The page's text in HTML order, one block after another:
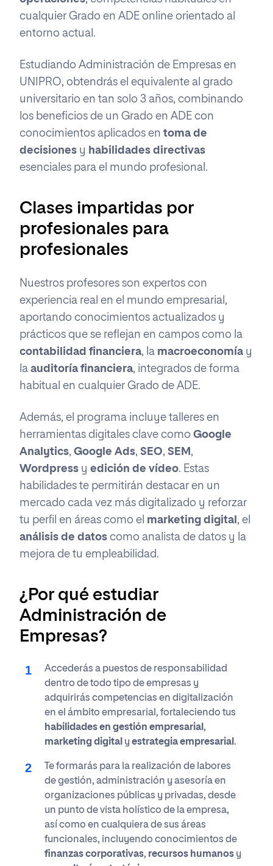
cualquier Grado en ADE online orientado al
entorno actual.
Estudiando Administración de Empresas en
UNIPRO, obtendrás el equivalente al grado
universitario en tan solo 3 años, combinando
los beneficios de un Grado en ADE con
conocimientos aplicados en toma de
decisiones y habilidades directivas
esenciales para el mundo profesional.
Clases impartidas por
profesionales para
profesionales
Nuestros profesores son expertos con
experiencia real en el mundo empresarial,
aportando conocimientos actualizados y
prácticos que se reflejan en campos como la
contabilidad financiera, la macroeconomía y
la auditoría financiera, integrados de forma
habitual en cualquier Grado de ADE.
Además, el programa incluye talleres en
herramientas digitales clave como Google
Analytics, Google Ads, SEO, SEM ,
Wordpress y edición de vídeo. Estas
habilidades te permitirán destacar en un
mercado cada vez más digitalizado y reforzar
tu perfil en áreas como el marketing digital , el
análisis de datos como analista de datos y la
mejora de tu empleabilidad.
¿Por qué estudiar
Administración de
Empresas?
Accederás a puestos de responsabilidad
dentro de todo tipo de empresas y
adquirirás competencias en digitalización
en el ámbito empresarial, fortaleciendo tus
habilidades en gestión empresarial ,
marketing digital yestrategia empresarial .
Te formarás para la realización de labores
de gestión, administración y asesoría en
organizaciones públicas y privadas, desde
un punto de vista holístico de la empresa,
así como en cualquiera de sus áreas
funcionales, incluyendo conocimientos de
finanzas corporativas, recursos humanosy